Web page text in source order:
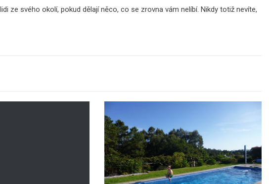
ze svého okolí, pokud dělají něco, co se zrovna vám nelíbí. Nikdy totiž nevíte,